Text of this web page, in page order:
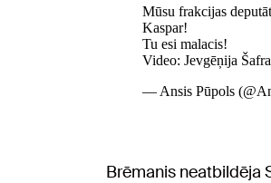
Brēmanis neatbildēja